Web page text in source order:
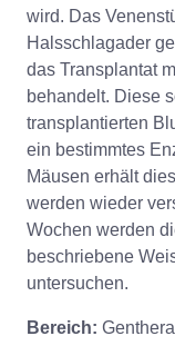
wird. Das
Halsschlagader
das Transplantat
behandelt. Diese
transplantierten
ein bestimmtes
Mäusen erhält
werden wieder
Wochen werden
beschriebene
untersuchen.
Bereich: